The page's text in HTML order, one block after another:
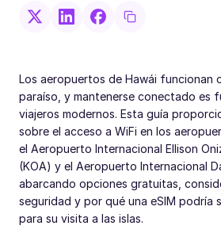
Los aeropuertos de Hawái funcionan
paraíso, y mantenerse conectado es
viajeros modernos. Esta guía
sobre el acceso a WiFi en los
el Aeropuerto Internacional Ellison
(KOA) y el Aeropuerto Internacional
abarcando opciones gratuitas,
seguridad y por qué una eSIM podría
para su visita a las islas.